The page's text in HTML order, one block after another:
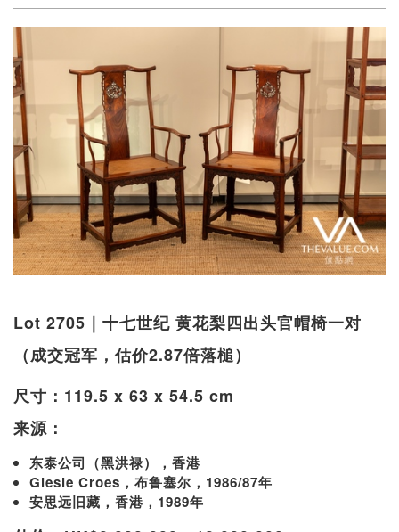
Lot 2705｜十七世纪 黄花梨四出头官帽椅一对
（成交冠军，估价2.87倍落槌）
尺寸：119.5 x 63 x 54.5 cm
来源：
东泰公司（黑洪禄），香港
Giesle Croes，布鲁塞尔，1986/87年
安思远旧藏，香港，1989年